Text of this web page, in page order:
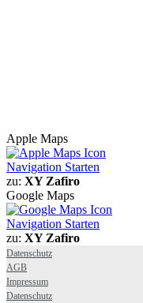
Apple Maps
Navigation Starten
zu: XY Zafiro
Google Maps
Navigation Starten
zu: XY Zafiro
Datenschutz
AGB
Impressum
Datenschutz